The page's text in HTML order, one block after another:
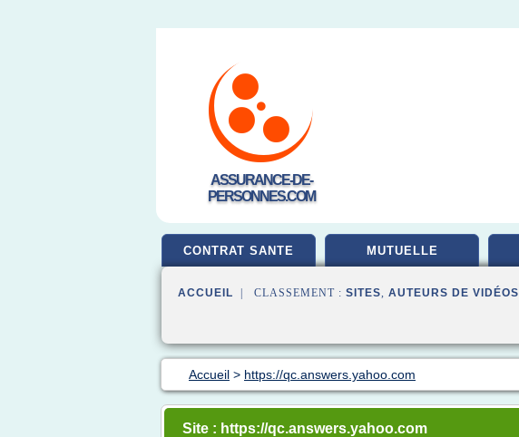
ASSURANCE-DE-
PERSONNES.COM
CONTRAT SANTE MUTUELLE
ACCUEIL | CLASSEMENT : SITES, AUTEURS DE VIDÉOS
Accueil > https://qc.answers.yahoo.com
Site : https://qc.answers.yahoo.com